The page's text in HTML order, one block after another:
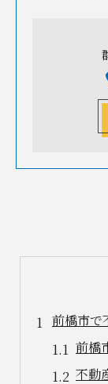
前橋市で
前橋
不動